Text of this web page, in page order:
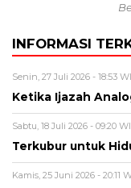
INFORMASI
Senin, 27 Juli 2026 - 18:53
Ketika Ijazah
Sabtu, 18 Juli 2026 - 09:20
Terkubur untuk
Kamis, 25 Juni 2026 - 20:11